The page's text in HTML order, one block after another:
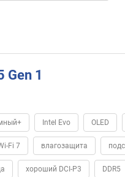
Gen 1
Intel Evo OLED
Fi 7 влагозащита
хороший DCI-P3 DDR5